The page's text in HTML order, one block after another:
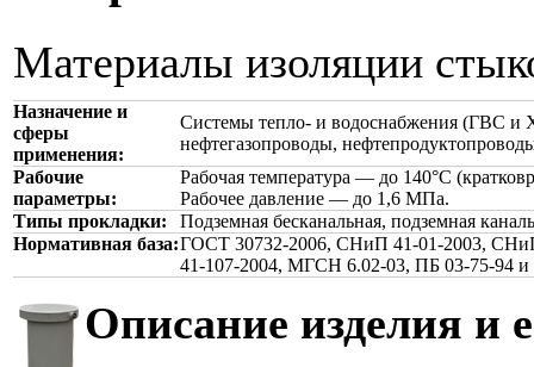
Материалы изоляции
Назначение и
сферы
применения:
Системы тепло- и водоснабжения (ГВС и
нефтегазопроводы,
Рабочие
параметры:
Рабочая температура — до 140°С
Рабочее давление — до 1,6 МПа.
Типы прокладки:
Подземная бесканальная, подземная
Нормативная база:ГОСТ 30732-2006, СНиП 41-01-2003,
41-107-2004, МГСН 6.02-03, ПБ 03-75-94 и
Описание изделия и